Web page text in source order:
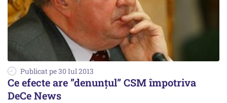
Publicat pe 30 Iul 2013
Ce efecte are ”denunțul” CSM împotriva
DeCe News